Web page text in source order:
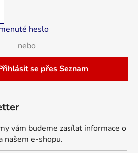
heslo
nebo
se přes Seznam
vám budeme zasílat informace o
našem e-shopu.